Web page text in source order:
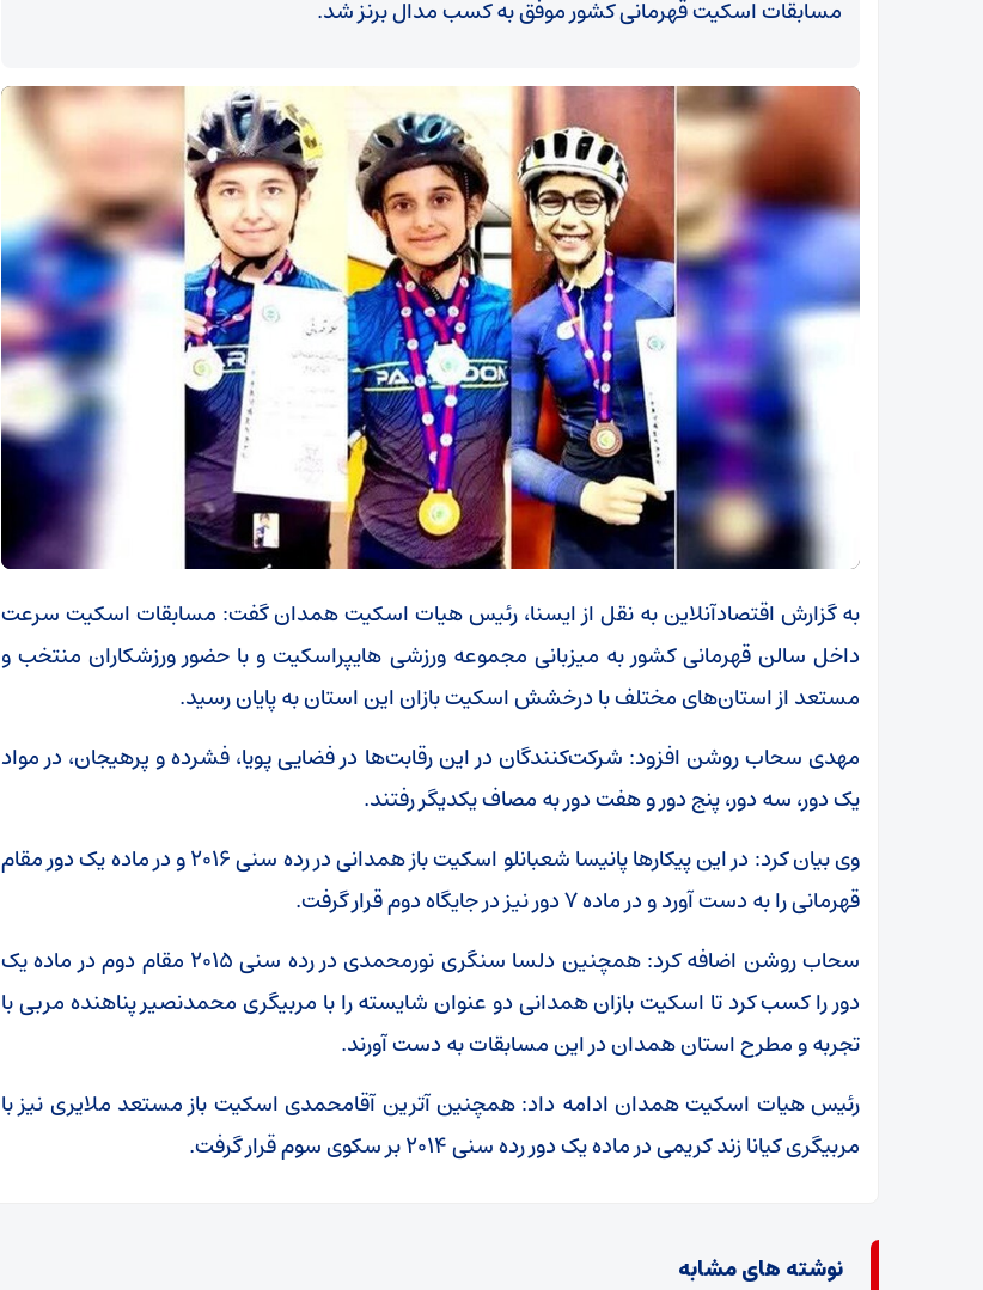
مسابقات اسکیت قهرمانی کشور موفق به کسب مدال برنز شد.
به گزارش اقتصادآنلاین به نقل از ایسنا، رئیس هیات اسکیت همدان گفت: مسابقات اسکیت سرعت
داخل سالن قهرمانی کشور به میزبانی مجموعه ورزشی هایپراسکیت و با حضور ورزشکاران منتخب و
مستعد از استان‌های مختلف با درخشش اسکیت بازان این استان به پایان رسید.
مهدی سحاب روشن افزود: شرکت‌کنندگان در این رقابت‌ها در فضایی پویا، فشرده و پرهیجان، در مواد
یک دور، سه دور، پنج دور و هفت دور به مصاف یکدیگر رفتند.
وی بیان کرد: در این پیکار‌ها پانیسا شعبانلو اسکیت باز همدانی در رده سنی ۲۰۱۶ و در ماده یک دور مقام
قهرمانی را به دست آورد و در ماده ۷ دور نیز در جایگاه دوم قرار گرفت.
سحاب روشن اضافه کرد: همچنین دلسا سنگری نورمحمدی در رده سنی ۲۰۱۵ مقام دوم در ماده یک
دور را کسب کرد تا اسکیت بازان همدانی دو عنوان شایسته را با مربیگری محمدنصیر پناهنده مربی با
تجربه و مطرح استان همدان در این مسابقات به دست آورند.
رئیس هیات اسکیت همدان ادامه داد: همچنین آترین آقامحمدی اسکیت باز مستعد ملایری نیز با
مربیگری کیانا زند کریمی در ماده یک دور رده سنی ۲۰۱۴ بر سکوی سوم قرار گرفت.
نوشته های مشابه
نیمه‌شعبان؛ از کوچه‌های انتظار تا آماده‌سازی دنیای
انگشت نیروهای مسلح به ویژه یگان‌های موشکی و
پهپادی بر روی ماشه است